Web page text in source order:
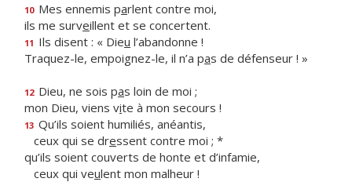
10 Mes ennemis parlent contre moi,
ils me surveillent et se concertent.
11 Ils disent : « Dieu l’abandonne !
Traquez-le, empoignez-le, il n’a pas de défenseur ! »
12 Dieu, ne sois pas loin de moi ;
mon Dieu, viens vite à mon secours !
13 Qu’ils soient humiliés, anéantis,
ceux qui se dressent contre moi ; *
qu’ils soient couverts de honte et d’infamie,
ceux qui veulent mon malheur !